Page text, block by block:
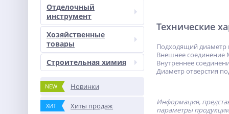
Отделочный
инструмент
Хозяйственные
товары
Строительная химия
NEW Новинки
ХИТ Хиты продаж
Технические
Подходящий диаметр
Внешнее соединение
Внутреннее
Диаметр отверстия
Информация,
параметры